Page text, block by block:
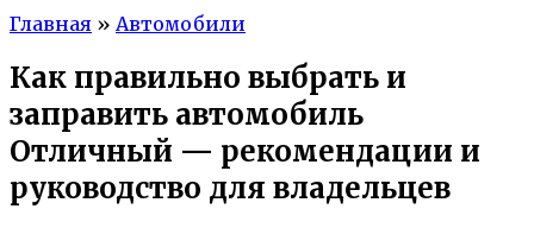
Главная » Автомобили
Как правильно выбрать и
заправить автомобиль
Отличный — рекомендации и
руководство для владельцев